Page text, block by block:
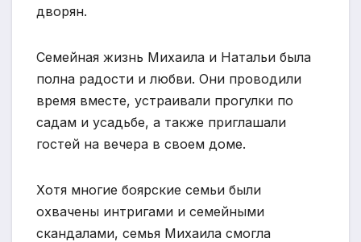
дворян.
Семейная жизнь Михаила и Натальи была
полна радости и любви. Они проводили
время вместе, устраивали прогулки по
садам и усадьбе, а также приглашали
гостей на вечера в своем доме.
Хотя многие боярские семьи были
охвачены интригами и семейными
скандалами, семья Михаила смогла